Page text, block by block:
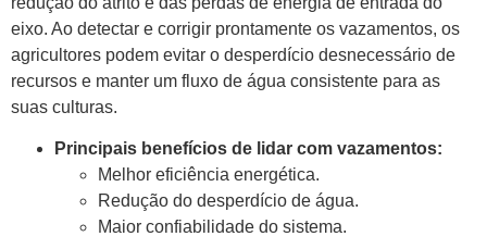
eixo. Ao detectar e corrigir prontamente os vazamentos, os
agricultores podem evitar o desperdício desnecessário de
recursos e manter um fluxo de água consistente para as
suas culturas.
Principais benefícios de lidar com vazamentos:
Melhor eficiência energética.
Redução do desperdício de água.
Maior confiabilidade do sistema.